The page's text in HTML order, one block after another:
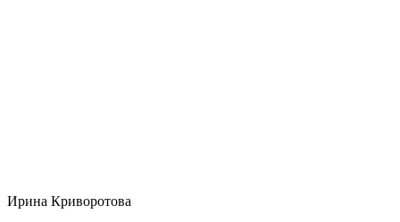
Ирина Криворотова